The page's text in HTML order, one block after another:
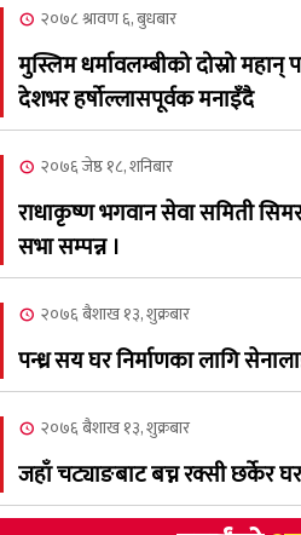
२०८३
८
२०७८ श्रावण ६, बुधबार
मुस्लिम धर्मावलम्बीको दोस्रो
देशभर हर्षोल्लासपूर्वक मनाइँदै
२०७६ जेष्ठ १८, शनिबार
राधाकृष्ण भगवान सेवा समिती
सभा सम्पन्न ।
२०७६ बैशाख १३, शुक्रबार
पन्ध्र सय घर निर्माणका लागि
२०७६ बैशाख १३, शुक्रबार
जहाँ चट्याङबाट बच्न रक्सी छर्केर